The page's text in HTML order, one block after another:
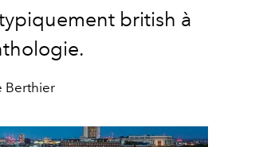
british à
Berthier